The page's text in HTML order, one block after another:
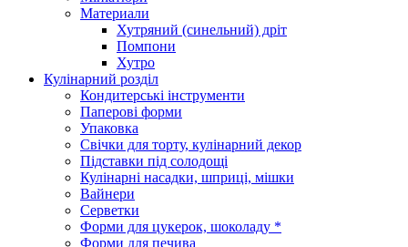
Материали
Хутряний (синельний) дріт
Помпони
Хутро
Кулінарний розділ
Кондитерські інструменти
Паперові форми
Упаковка
Свічки для торту, кулінарний декор
Підставки під солодощі
Кулінарні насадки, шприці, мішки
Вайнери
Серветки
Форми для цукерок, шоколаду *
Форми для печива